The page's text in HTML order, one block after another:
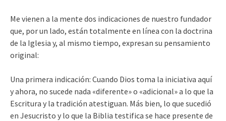
Me vienen a la mente dos indicaciones de nuestro fundador
que, por un lado, están totalmente en línea con la doctrina
de la Iglesia y, al mismo tiempo, expresan su pensamiento
original:
Una primera indicación: Cuando Dios toma la iniciativa aquí
y ahora, no sucede nada «diferente» o «adicional» a lo que la
Escritura y la tradición atestiguan. Más bien, lo que sucedió
en Jesucristo y lo que la Biblia testifica se hace presente de